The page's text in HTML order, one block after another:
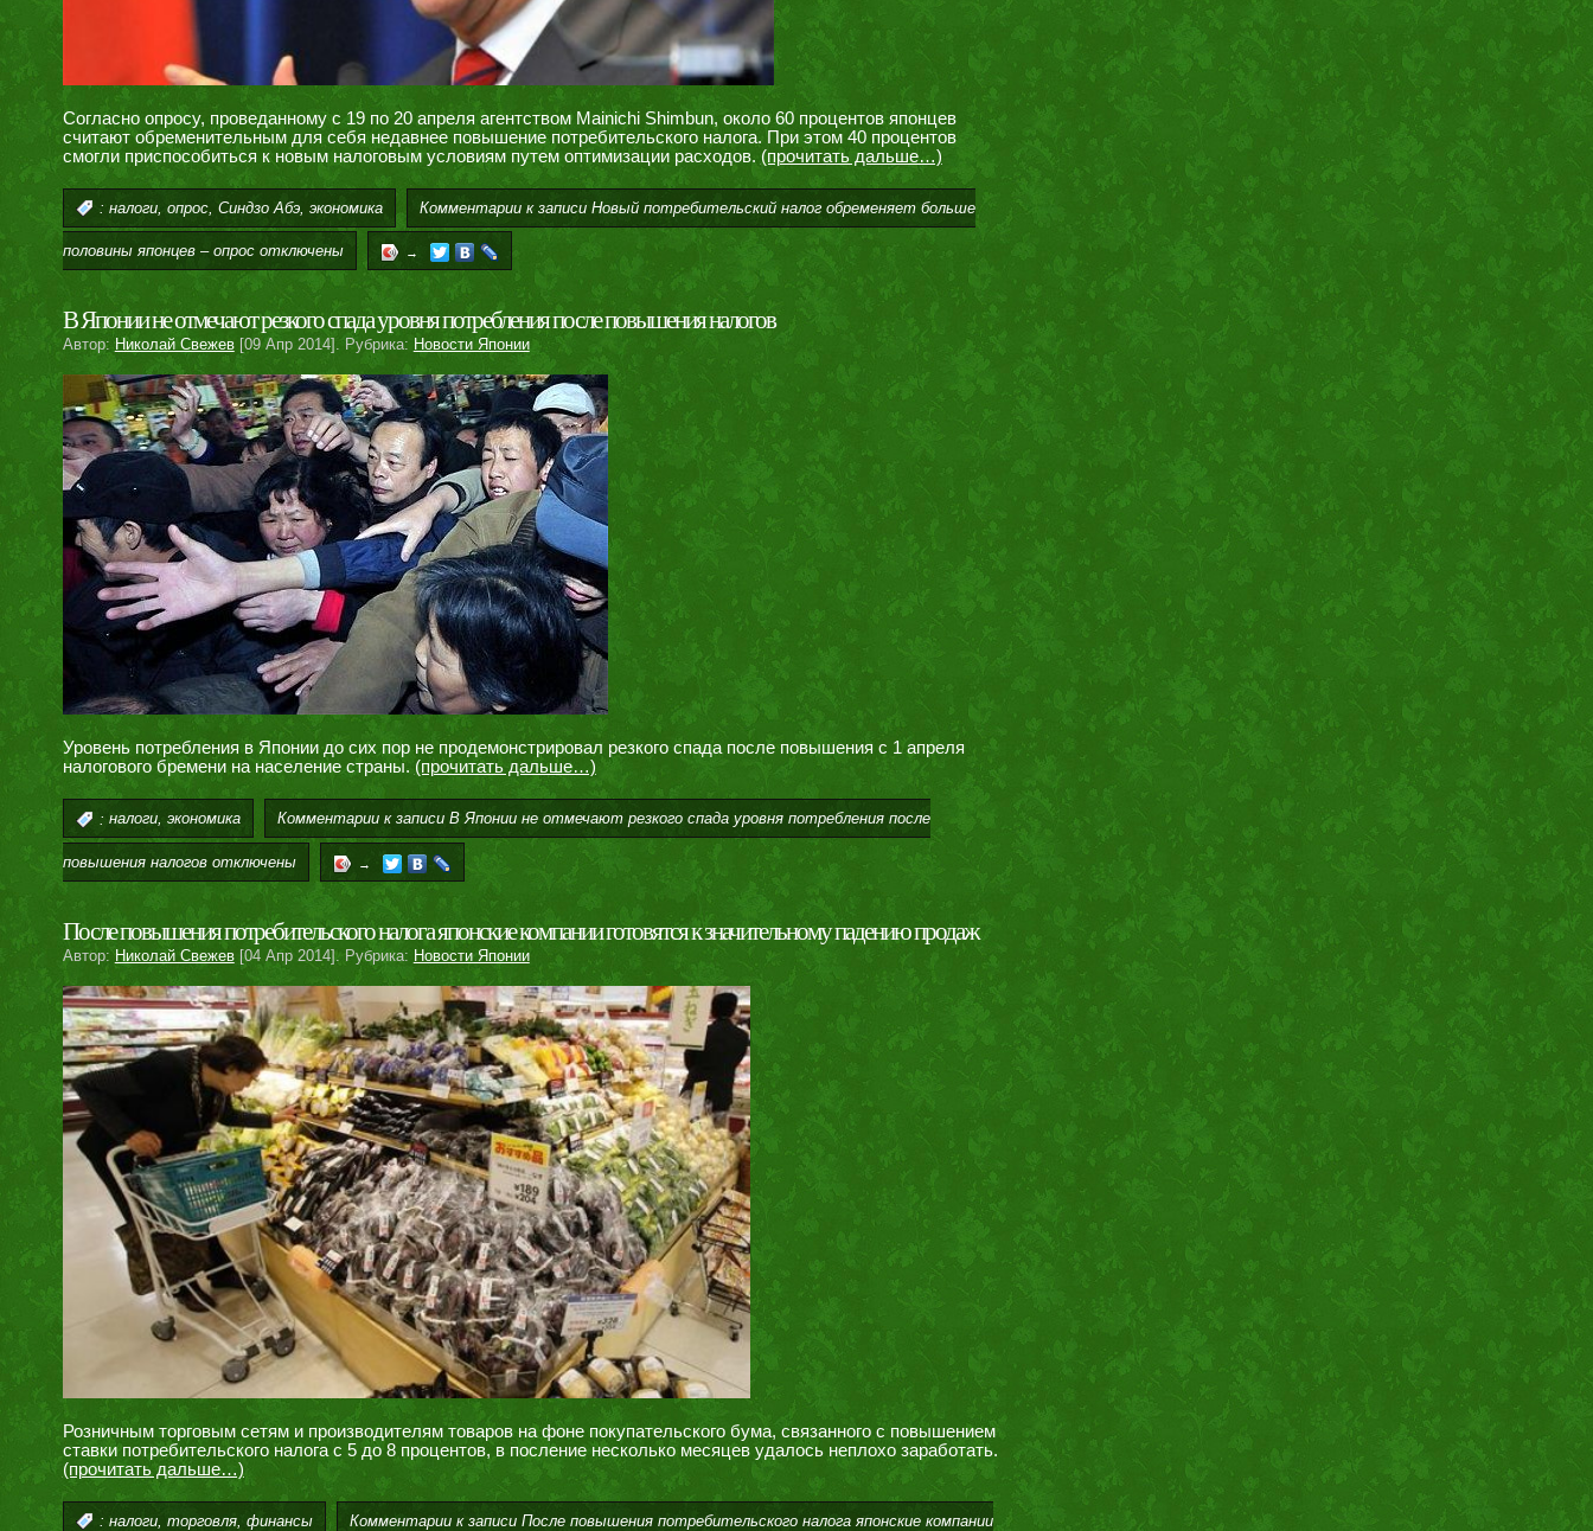
Согласно опросу, проведанному с 19 по 20 апреля агентством Mainichi Shimbun, около 60 процентов японцев
считают обременительным для себя недавнее повышение потребительского налога. При этом 40 процентов
смогли приспособиться к новым налоговым условиям путем оптимизации расходов. (прочитать дальше…)
: налоги, опрос, Синдзо Абэ, экономика Комментариик записи Новый потребительский налог обременяет больше
половины японцев – опросотключены →
В Японии не отмечают резкого спада уровня потребления после повышения налогов
Автор:Николай Свежев[09 Апр 2014]. Рубрика: Новости Японии
Уровень потребления в Японии до сих пор не продемонстрировал резкого спада после повышения с 1 апреля
налогового бремени на население страны. (прочитать дальше…)
: налоги, экономика Комментариик записи В Японии не отмечают резкого спада уровня потребления после
повышения налоговотключены →
После повышения потребительского налога японские компании готовятся к значительному падению продаж
Автор: Николай Свежев[04 Апр 2014]. Рубрика: Новости Японии
Розничным торговым сетям и производителям товаров на фоне покупательского бума, связанного с повышением
ставки потребительского налога с 5 до 8 процентов, в посление несколько месяцев удалось неплохо заработать.
(прочитать дальше…)
: налоги, торговля, финансы Комментариик записи После повышения потребительского налога японские компании